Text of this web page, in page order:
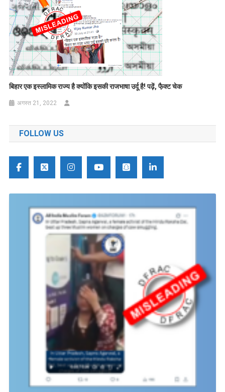
बिहार एक इस्लामिक राज्य है क्योंकि इसकी राजभाषा उर्दू है! पढ़ें, फै़क्ट चेक
अगस्त 21, 2022
FOLLOW US